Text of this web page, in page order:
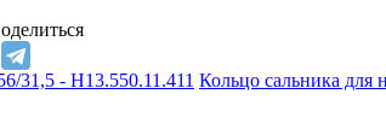
31,5 - Н13.550.11.411 Кольцо сальника для